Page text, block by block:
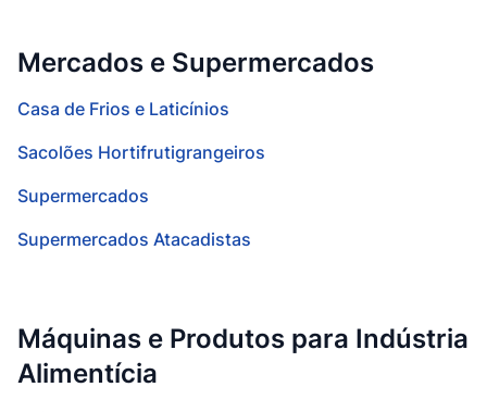
Mercados e Supermercados
Casa de Frios e Laticínios
Sacolões Hortifrutigrangeiros
Supermercados
Supermercados Atacadistas
Máquinas e Produtos para Indústria
Alimentícia